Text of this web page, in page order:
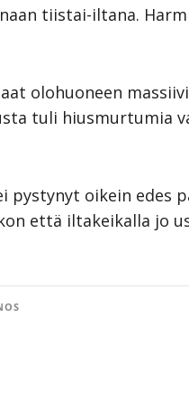
tiistai-iltana.
olohuoneen
tuli hiusmurtumia
pystynyt oikein edes
että iltakeikalla jo